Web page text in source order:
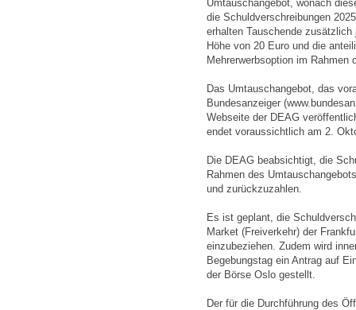
Umtauschangebot, wonach
die Schuldverschreibungen
erhalten Tauschende
Höhe von 20 Euro und die
Mehrerwerbsoption im Rahmen
Das Umtauschangebot, das
Bundesanzeiger
Webseite der DEAG
endet voraussichtlich am 2.
Die DEAG beabsichtigt, die
Rahmen des
und zurückzuzahlen.
Es ist geplant, die
Market (Freiverkehr) der
einzubeziehen. Zudem wird
Begebungstag ein Antrag auf
der Börse Oslo gestellt.
Der für die Durchführung des